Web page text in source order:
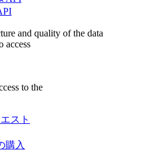
and quality of the data
access
to the
スト
購入